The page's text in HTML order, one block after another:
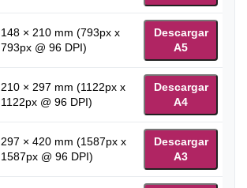
148 × 210 mm (793px x
793px @ 96 DPI)
Descargar
A5
210 × 297 mm (1122px x
1122px @ 96 DPI)
Descargar
A4
297 × 420 mm (1587px x
1587px @ 96 DPI)
Descargar
A3